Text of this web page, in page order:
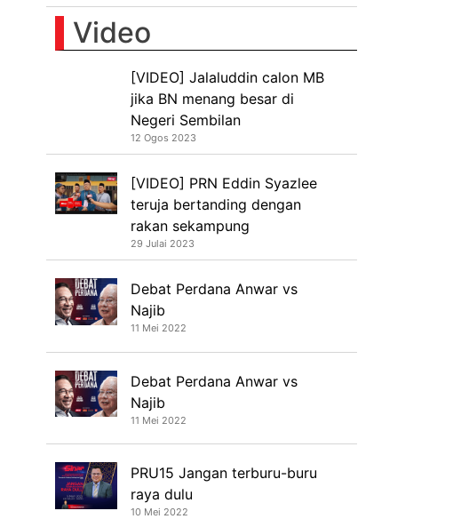
Video
[VIDEO] Jalaluddin calon MB
jika BN menang besar di
Negeri Sembilan
12 Ogos 2023
[VIDEO] PRN Eddin Syazlee
teruja bertanding dengan
rakan sekampung
29 Julai 2023
Debat Perdana Anwar vs
Najib
11 Mei 2022
Debat Perdana Anwar vs
Najib
11 Mei 2022
PRU15 Jangan terburu-buru
raya dulu
10 Mei 2022